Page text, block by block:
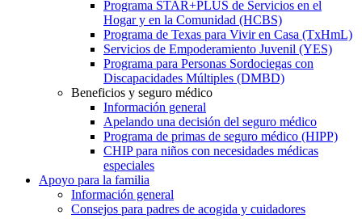
Programa STAR+PLUS de Servicios en el
Hogar y en la Comunidad (HCBS)
Programa de Texas para Vivir en Casa (TxHmL)
Servicios de Empoderamiento Juvenil (YES)
Programa para Personas Sordociegas con
Discapacidades Múltiples (DMBD)
Beneficios y seguro médico
Información general
Apelando una decisión del seguro médico
Programa de primas de seguro médico (HIPP)
CHIP para niños con necesidades médicas
especiales
Apoyo para la familia
Información general
Consejos para padres de acogida y cuidadores